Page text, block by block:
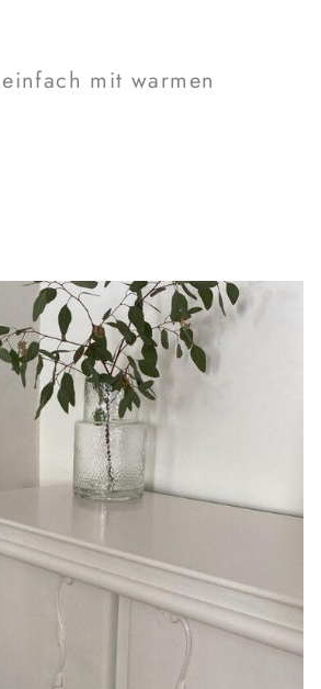
mit warmen